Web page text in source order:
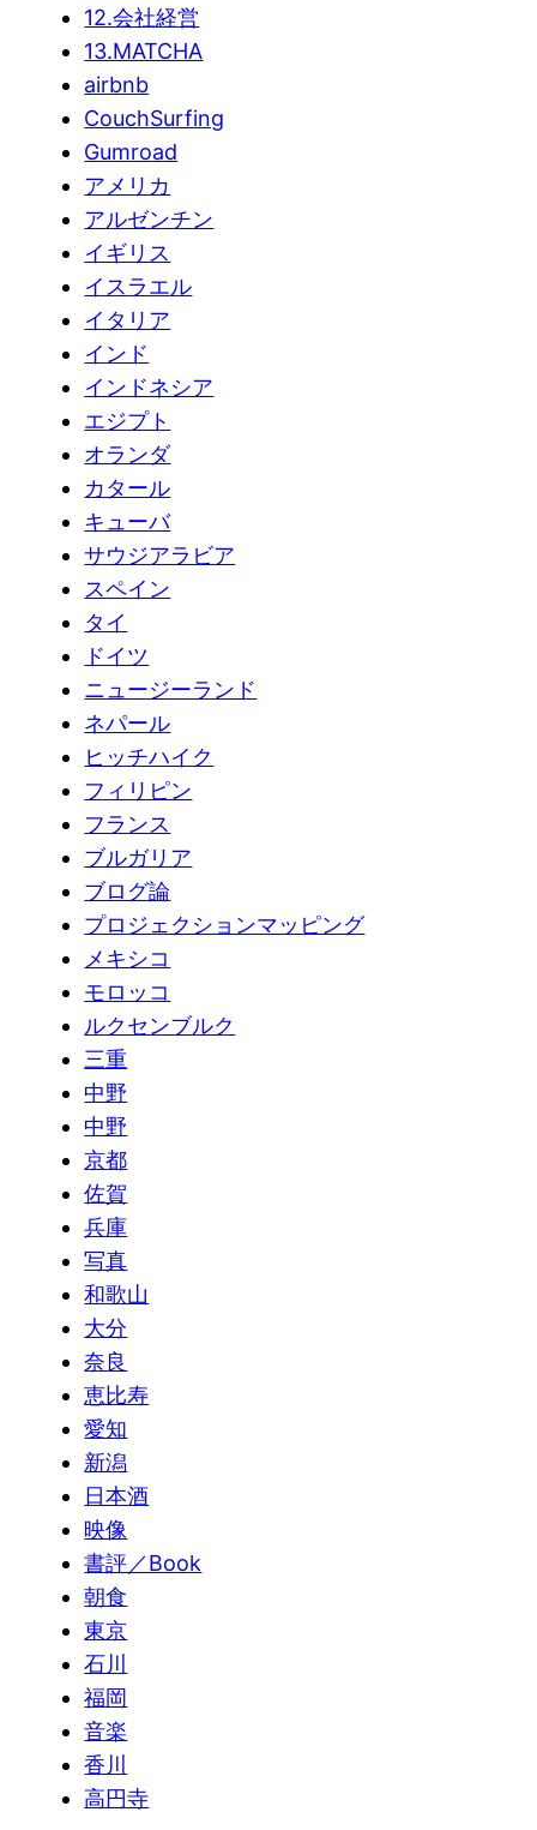
12.会社経営
13.MATCHA
airbnb
CouchSurfing
Gumroad
アメリカ
アルゼンチン
イギリス
イスラエル
イタリア
インド
インドネシア
エジプト
オランダ
カタール
キューバ
サウジアラビア
スペイン
タイ
ドイツ
ニュージーランド
ネパール
ヒッチハイク
フィリピン
フランス
ブルガリア
ブログ論
プロジェクションマッピング
メキシコ
モロッコ
ルクセンブルク
三重
中野
中野
京都
佐賀
兵庫
写真
和歌山
大分
奈良
恵比寿
愛知
新潟
日本酒
映像
書評／Book
朝食
東京
石川
福岡
音楽
香川
高円寺